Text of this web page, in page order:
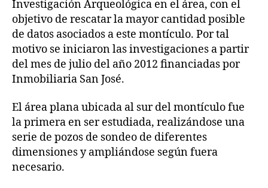
Investigación Arqueológica en el área, con el
objetivo de rescatar la mayor cantidad posible
de datos asociados a este montículo. Por tal
motivo se iniciaron las investigaciones a partir
del mes de julio del año 2012 financiadas por
Inmobiliaria San José.
El área plana ubicada al sur del montículo fue
la primera en ser estudiada, realizándose una
serie de pozos de sondeo de diferentes
dimensiones y ampliándose según fuera
necesario.